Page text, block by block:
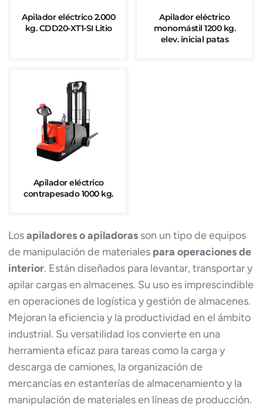
Apilador eléctrico 2.000
kg. CDD20-XT1-SI Litio
Apilador eléctrico
monomástil 1200 kg.
elev. inicial patas
Apilador eléctrico
contrapesado 1000 kg.
Losapiladores o apiladoras son un tipo de equipos
de manipulación de materiales para operaciones de
interior. Están diseñados para levantar, transportar y
apilar cargas en almacenes. Su uso es imprescindible
en operaciones de logística y gestión de almacenes.
Mejoran la eficiencia y la productividad en el ámbito
industrial. Su versatilidad los convierte en una
herramienta eficaz para tareas como la carga y
descarga de camiones, la organización de
mercancías en estanterías de almacenamiento y la
manipulación de materiales en líneas de producción.